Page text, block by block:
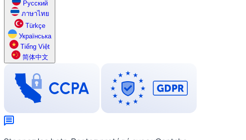
Русский
ภาษาไทย
Türkçe
Українська
Tiếng Việt
简体中文